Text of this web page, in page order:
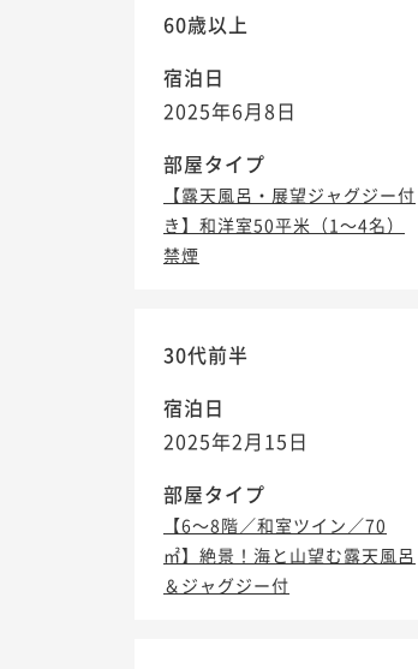
60歳以上
宿泊日
2025年6月8日
部屋タイプ
【露天風呂・展望ジャグジー付
き】和洋室50平米（1～4名）
禁煙
30代前半
宿泊日
2025年2月15日
部屋タイプ
【6～8階／和室ツイン／70
㎡】絶景！海と山望む露天風呂
＆ジャグジー付